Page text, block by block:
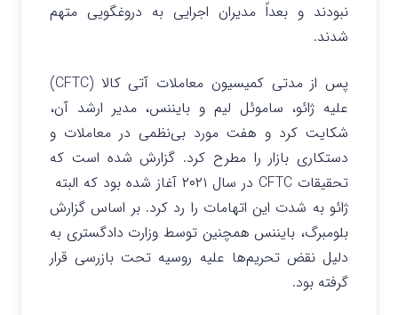
نبودند و بعداً مدیران اجرایی به دروغگویی متهم
شدند.
پس از مدتی کمیسیون معاملات آتی کالا (CFTC)
علیه ژائو، ساموئل لیم و بایننس، مدیر ارشد آن،
شکایت کرد و هفت مورد بی‌نظمی در معاملات و
دستکاری بازار را مطرح کرد. گزارش شده است که
تحقیقات CFTC در سال ۲۰۲۱ آغاز شده بود که البته
ژائو به شدت این اتهامات را رد کرد.بر اساس گزارش
بلومبرگ، بایننس همچنین توسط وزارت دادگستری به
دلیل نقض تحریم‌ها علیه روسیه تحت بازرسی قرار
گرفته بود.